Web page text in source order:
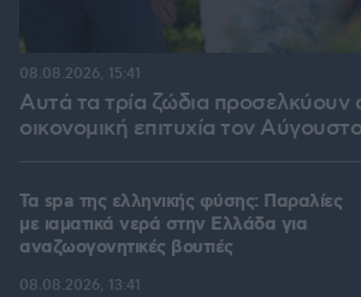
Αυτά τα τρία ζώδια προσελκύουν
οικονομική επιτυχία τον Αύγουστο
08.08.2026, 15:41
Τα spa της ελληνικής φύσης: Παραλίες
με ιαματικά νερά στην Ελλάδα για
αναζωογονητικές βουτιές
08.08.2026, 13:41